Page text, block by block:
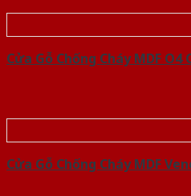
Cửa Gỗ Chống Cháy MDF O4
Cửa Gỗ Chống Cháy MDF